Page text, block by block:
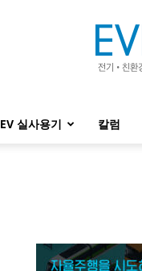
EV 실사용기 칼럼